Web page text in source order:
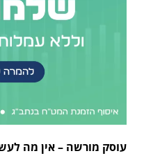
עוסק מורשה – אין מה